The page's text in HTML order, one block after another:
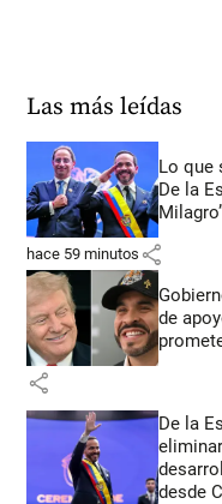
Las más leídas
Lo que
De la
hace 59 minutos share
de
share
De la
desde